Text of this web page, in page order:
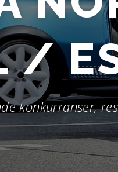
/
konkurranser,